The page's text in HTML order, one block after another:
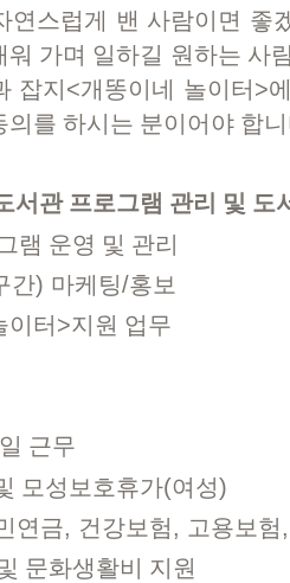
연스럽게 밴 사람이면 좋
워 가며 일하길 원하는 사
잡지 <개똥이네 놀이터 >
의를 하시는 분이어야 합
서관 프로그램 관리 및 도
램 운영 및 관리
간) 마케팅/홍보
이터 >지원 업무
일 근무
모성보호휴가(여성)
연금, 건강보험 , 고용보험
문화생활비 지원